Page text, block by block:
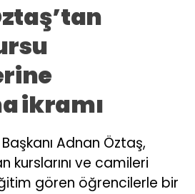
ikramı
Başkanı Adnan Öztaş,
kurslarını ve camileri
gören öğrencilerle bir